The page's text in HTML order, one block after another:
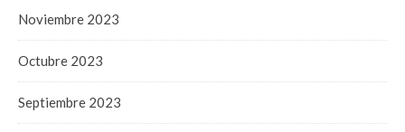
Noviembre 2023
Octubre 2023
Septiembre 2023